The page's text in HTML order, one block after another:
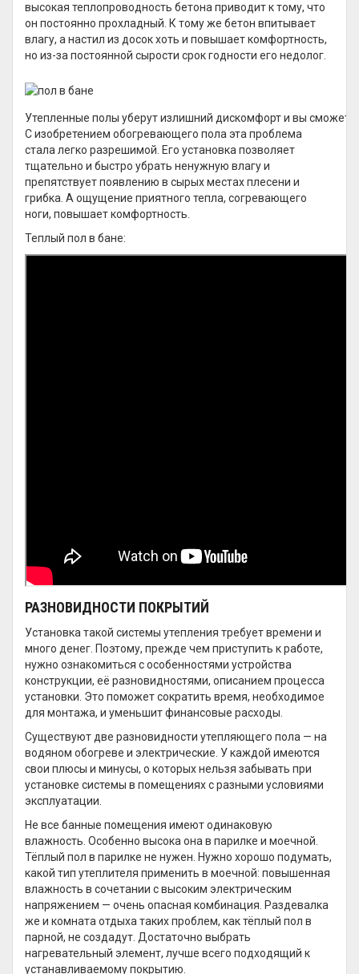
высокая теплопроводность бетона приводит к тому, что
он постоянно прохладный. К тому же бетон впитывает
влагу, а настил из досок хоть и повышает комфортность,
но из-за постоянной сырости срок годности его недолог.
Утепленные полы уберут излишний дискомфорт и вы
С изобретением обогревающего пола эта проблема
стала легко разрешимой. Его установка позволяет
тщательно и быстро убрать ненужную влагу и
препятствует появлению в сырых местах плесени и
грибка. А ощущение приятного тепла, согревающего
ноги, повышает комфортность.
Теплый пол в бане:
РАЗНОВИДНОСТИ ПОКРЫТИЙ
Установка такой системы утепления требует времени и
много денег. Поэтому, прежде чем приступить к работе,
нужно ознакомиться с особенностями устройства
конструкции, её разновидностями, описанием процесса
установки. Это поможет сократить время, необходимое
для монтажа, и уменьшит финансовые расходы.
Существуют две разновидности утепляющего пола — на
водяном обогреве и электрические. У каждой имеются
свои плюсы и минусы, о которых нельзя забывать при
установке системы в помещениях с разными условиями
эксплуатации.
Не все банные помещения имеют одинаковую
влажность. Особенно высока она в парилке и моечной.
Тёплый пол в парилке не нужен. Нужно хорошо подумать,
какой тип утеплителя применить в моечной: повышенная
влажность в сочетании с высоким электрическим
напряжением — очень опасная комбинация. Раздевалка
же и комната отдыха таких проблем, как тёплый пол в
парной, не создадут. Достаточно выбрать
нагревательный элемент, лучше всего подходящий к
устанавливаемому покрытию.